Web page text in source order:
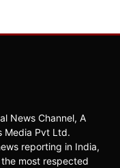
News Channel, A
Media Pvt Ltd.
reporting in India,
most respected